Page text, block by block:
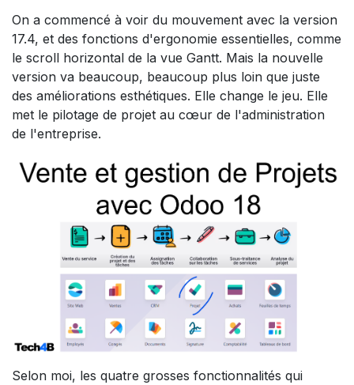
On a commencé à voir du mouvement avec la version
17.4, et des fonctions d'ergonomie essentielles, comme
le scroll horizontal de la vue Gantt. Mais la nouvelle
version va beaucoup, beaucoup plus loin que juste
des améliorations esthétiques. Elle change le jeu. Elle
met le pilotage de projet au cœur de l'administration
de l'entreprise.
Selon moi, les quatre grosses fonctionnalités qui